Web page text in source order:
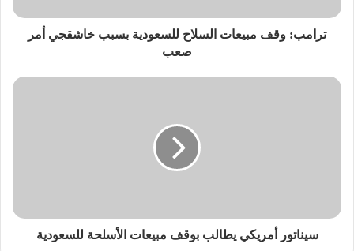
ترامب: وقف مبيعات السلاح للسعودية بسبب خاشقجي أمر
صعب
سيناتور أمريكي يطالب بوقف مبيعات الأسلحة للسعودية